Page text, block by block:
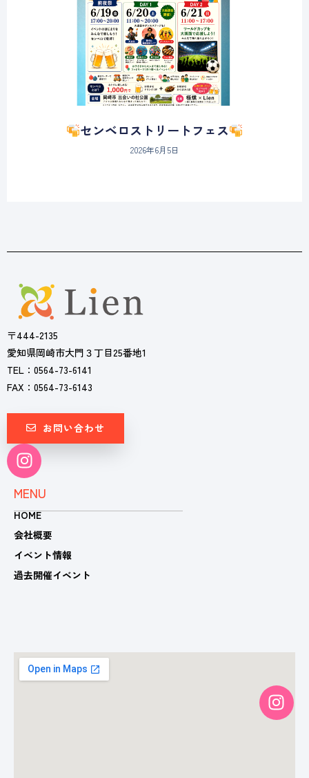
センベロストリートフェス
2026年6月5日
I
n
s
〒444-2135
愛知県岡崎市大門３丁目25番地1
TEL：0564-73-6141
FAX：0564-73-6143
お問い合わせ
I
n
s
t
a
g
r
a
MENU
HOME
会社概要
イベント情報
過去開催イベント